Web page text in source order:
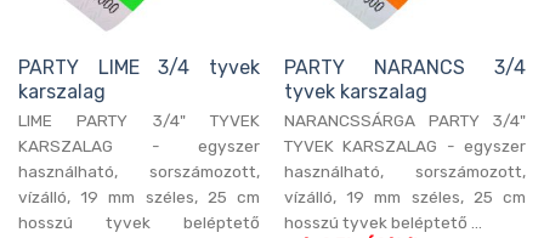
PARTY LIME 3/4 tyvek
karszalag
LIME PARTY 3/4" TYVEK
KARSZALAG - egyszer
használható, sorszámozott,
vízálló, 19 mm széles, 25 cm
hosszú tyvek beléptető
PARTY NARANCS 3/4
tyvek karszalag
NARANCSSÁRGA PARTY 3/4"
TYVEK KARSZALAG - egyszer
használható, sorszámozott,
vízálló, 19 mm széles, 25 cm
hosszú tyvek beléptető ...